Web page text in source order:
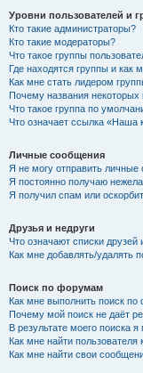
Уровни пользователей и
Кто такие администраторы?
Кто такие модераторы?
Что такое группы
Где находятся группы и как
Как мне стать лидером
Почему названия
Что такое группа по
Что означает ссылка «Наша
Личные сообщения
Я не могу отправить личные
Я постоянно получаю
Я получил спам или
Друзья и недруги
Что означают списки друзей
Как мне добавлять/удалять
Поиск по форумам
Как мне выполнить поиск
Почему мой поиск не даёт
В результате моего поиска
Как мне найти пользователя
Как мне найти свои